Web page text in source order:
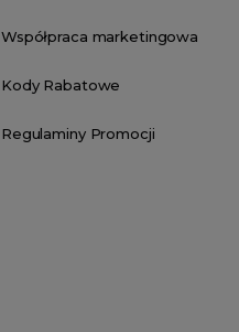
Współpraca marketingowa
Kody Rabatowe
Regulaminy Promocji